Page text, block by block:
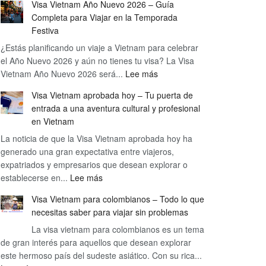
todo
sobre
Vietnam
festivos
y
–
Cómo
tu
visita
en
las
clave
Visa Vietnam Año Nuevo 2026 – Guía
Completa para Viajar en la Temporada
Festiva
¿Estás planificando un viaje a Vietnam para celebrar
el Año Nuevo 2026 y aún no tienes tu visa? La Visa
Vietnam Año Nuevo 2026 será... Lee más:
Vietnam
Año
2026
–
Guía
Viajar
en
la
Temporada
Festiva
Visa Vietnam aprobada hoy – Tu puerta de
entrada a una aventura cultural y profesional
en Vietnam
La noticia de que la Visa Vietnam aprobada hoy ha
generado una gran expectativa entre viajeros,
expatriados y empresarios que desean explorar o
establecerse en... Lee más:
Vietnam
aprobada
hoy
–
Tu
Visa Vietnam para colombianos – Todo lo que
necesitas saber para viajar sin problemas
La visa vietnam para colombianos es un tema
de gran interés para aquellos que desean explorar
este hermoso país del sudeste asiático. Con su rica...